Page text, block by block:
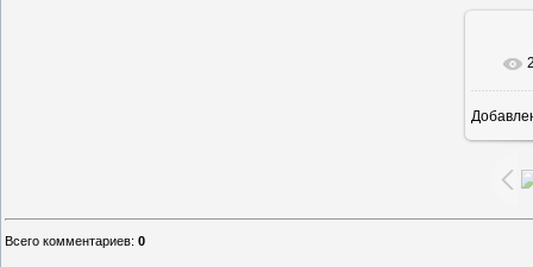
Всего комментариев: 0